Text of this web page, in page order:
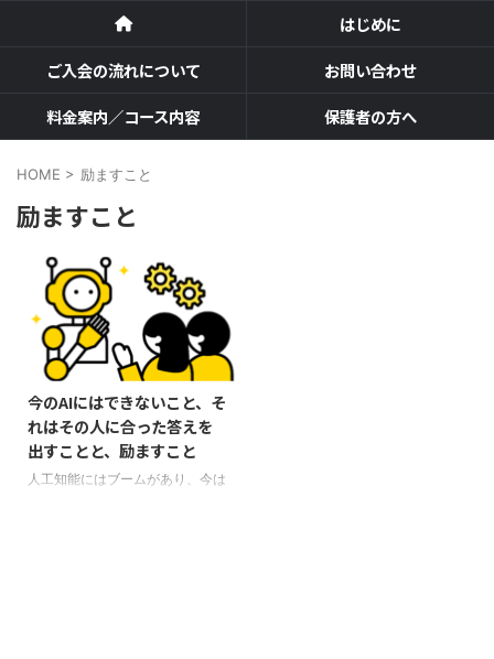
はじめに
ご入会の流れについて
お問い合わせ
料金案内／コース内容
保護者の方へ
HOME > 励ますこと
励ますこと
今のAIにはできないこと、そ
れはその人に合った答えを
出すことと、励ますこと
人工知能にはブームがあり、今は